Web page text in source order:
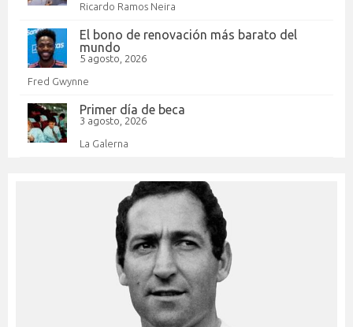
Ricardo Ramos Neira
El bono de renovación más barato del
mundo
5 agosto, 2026
Fred Gwynne
Primer día de beca
3 agosto, 2026
La Galerna